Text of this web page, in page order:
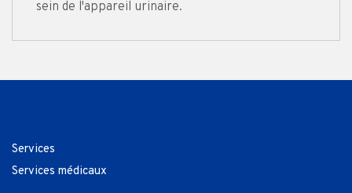
sein de l'appareil urinaire.
Services
Services médicaux